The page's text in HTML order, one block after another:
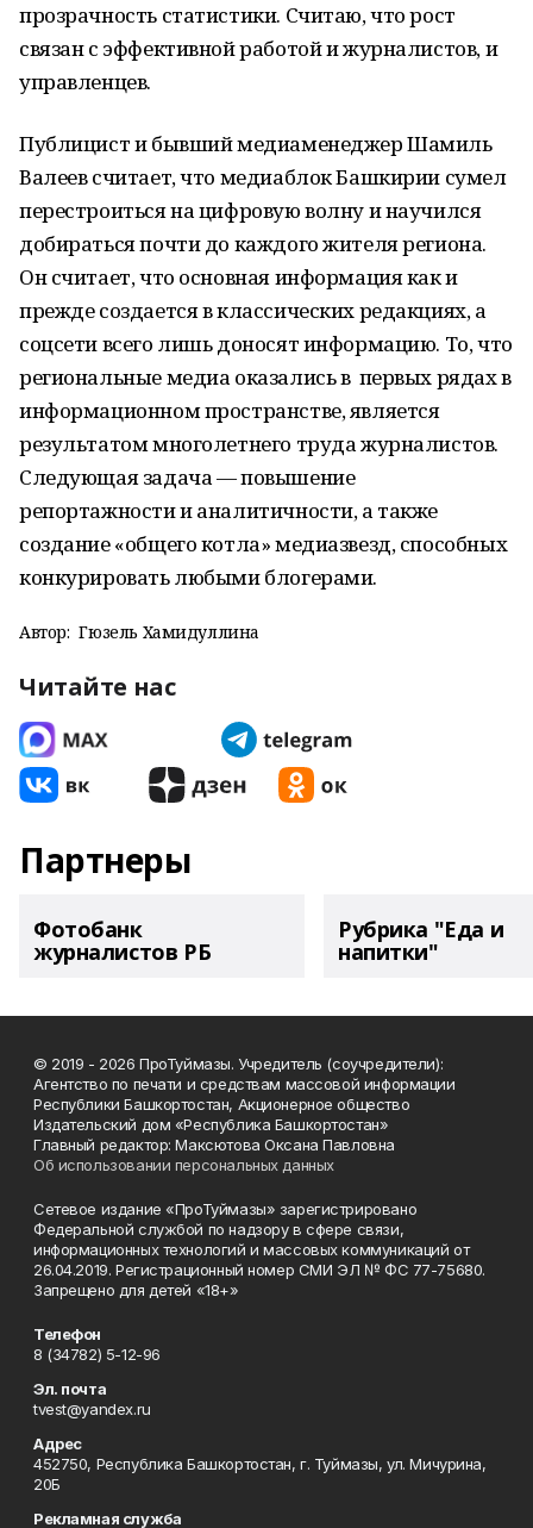
прозрачность статистики. Считаю, что рост
связан с эффективной работой и журналистов, и
управленцев.
Публицист и бывший медиаменеджер Шамиль
Валеев считает, что медиаблок Башкирии сумел
перестроиться на цифровую волну и научился
добираться почти до каждого жителя региона.
Он считает, что основная информация как и
прежде создается в классических редакциях, а
соцсети всего лишь доносят информацию. То, что
региональные медиа оказались в первых рядах в
информационном пространстве, является
результатом многолетнего труда журналистов.
Следующая задача — повышение
репортажности и аналитичности, а также
создание «общего котла» медиазвезд, способных
конкурировать любыми блогерами.
Автор: Гюзель Хамидуллина
Читайте нас
Партнеры
Фотобанк
журналистов РБ
Рубрика "Еда и
напитки"
© 2019 - 2026 ПроТуймазы. Учредитель (соучредители):
Агентство по печати и средствам массовой информации
Республики Башкортостан, Акционерное общество
Издательский дом «Республика Башкортостан»
Главный редактор: Максютова Оксана Павловна
Об использовании персональных данных
Сетевое издание «ПроТуймазы» зарегистрировано
Федеральной службой по надзору в сфере связи,
информационных технологий и массовых коммуникаций от
26.04.2019. Регистрационный номер СМИ ЭЛ № ФС 77-75680.
Запрещено для детей «18+»
Телефон
8 (34782) 5-12-96
Эл. почта
tvest@yandex.ru
Адрес
452750, Республика Башкортостан, г. Туймазы, ул. Мичурина,
20Б
Рекламная служба